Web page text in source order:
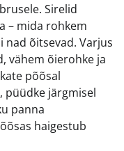
Sirelid
– mida rohkem
nad õitsevad. Varjus
vähem õierohke ja
põõsal
püüdke järgmisel
panna
haigestub